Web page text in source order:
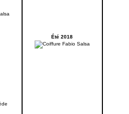
Été 2018